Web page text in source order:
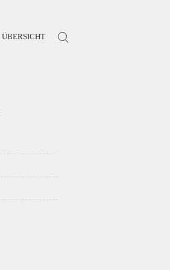
ÜBERSICHT Search for: